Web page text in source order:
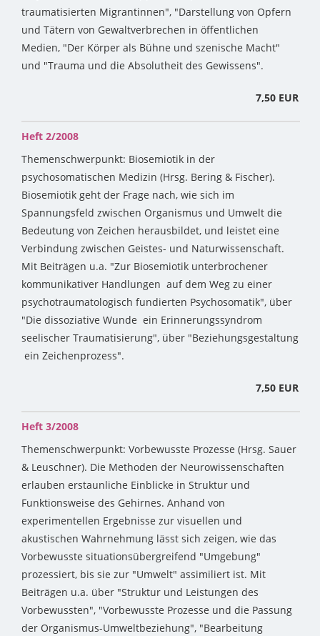
traumatisierten Migrantinnen", "Darstellung von Opfern
und Tätern von Gewaltverbrechen in öffentlichen
Medien, "Der Körper als Bühne und szenische Macht"
und "Trauma und die Absolutheit des Gewissens".
7,50 EUR
Heft 2/2008
Themenschwerpunkt: Biosemiotik in der
psychosomatischen Medizin (Hrsg. Bering & Fischer).
Biosemiotik geht der Frage nach, wie sich im
Spannungsfeld zwischen Organismus und Umwelt die
Bedeutung von Zeichen herausbildet, und leistet eine
Verbindung zwischen Geistes- und Naturwissenschaft.
Mit Beiträgen u.a. "Zur Biosemiotik unterbrochener
kommunikativer Handlungen ­ auf dem Weg zu einer
psychotraumatologisch fundierten Psychosomatik", über
"Die dissoziative Wunde ­ ein Erinnerungssyndrom
seelischer Traumatisierung", über "Beziehungsgestaltung
­ ein Zeichenprozess".
7,50 EUR
Heft 3/2008
Themenschwerpunkt: Vorbewusste Prozesse (Hrsg. Sauer
& Leuschner). Die Methoden der Neurowissenschaften
erlauben erstaunliche Einblicke in Struktur und
Funktionsweise des Gehirnes. Anhand von
experimentellen Ergebnisse zur visuellen und
akustischen Wahrnehmung lässt sich zeigen, wie das
Vorbewusste situationsübergreifend "Umgebung"
prozessiert, bis sie zur "Umwelt" assimiliert ist. Mit
Beiträgen u.a. über "Struktur und Leistungen des
Vorbewussten", "Vorbewusste Prozesse und die Passung
der Organismus-Umweltbeziehung", "Bearbeitung